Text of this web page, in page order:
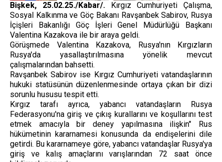
Bişkek, 25.02.25./Kabar/.
Kırgız Cumhuriyeti Çalışma,
Sosyal Kalkınma ve Göç Bakanı Ravşanbek Sabirov, Rusya
İçişleri Bakanlığı Göç İşleri Genel Müdürlüğü Başkanı
Valentina Kazakova ile bir araya geldi.
Görüşmede Valentina Kazakova, Rusya'nın Kırgızların
Rusya'da yasallaştırılmasına yönelik mevcut
çalışmalarından bahsetti.
Ravşanbek Sabirov ise Kırgız Cumhuriyeti vatandaşlarının
hukuki statüsünün düzenlenmesinde ortaya çıkan bir dizi
sorunlu hususu tespit etti.
Kırgız tarafı ayrıca, yabancı vatandaşların Rusya
Federasyonu'na giriş ve çıkış kurallarını ve koşullarını test
etmek amacıyla bir deney yapılmasına ilişkin" Rus
hükümetinin kararnamesi konusunda da endişelerini dile
getirdi. Bu kararnameye göre, yabancı vatandaşlar Rusya'ya
giriş ve kalış amaçlarını varışlarından 72 saat önce